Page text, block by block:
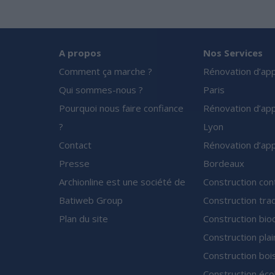
A propos
Comment ça marche ?
Qui sommes-nous ?
Pourquoi nous faire confiance
?
Contact
Presse
Archionline est une société de
Batiweb Group
Plan du site
Nos Services
Rénovation
Paris
Rénovation
Lyon
Rénovation
Bordeaux
Construction
Construction
Construction
Construction
Construction